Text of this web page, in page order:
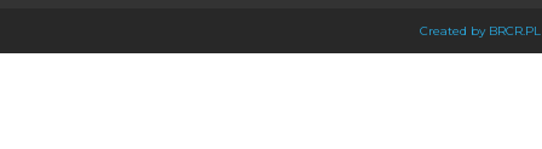
Created by BRCR.PL